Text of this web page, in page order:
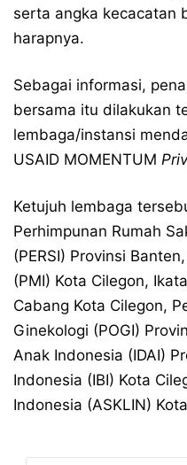
serta angka kecacatan
harapnya.
Sebagai informasi,
bersama itu dilakukan
lembaga/instansi
USAID MOMENTUM
Ketujuh lembaga
Perhimpunan Rumah
(PERSI) Provinsi
(PMI) Kota Cilegon,
Cabang Kota Cilegon,
Ginekologi (POGI)
Anak Indonesia (IDAI)
Indonesia (IBI) Kota
Indonesia (ASKLIN)